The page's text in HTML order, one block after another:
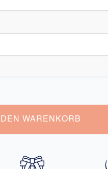
DEN WARENKORB